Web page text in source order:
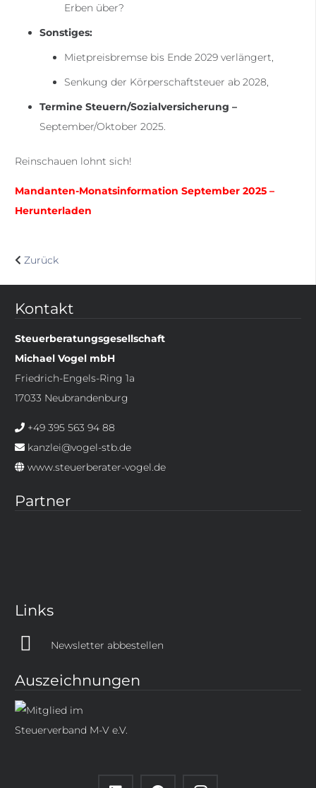
Erben über?
Sonstiges:
Mietpreisbremse bis Ende 2029 verlängert,
Senkung der Körperschaftsteuer ab 2028,
Termine Steuern/Sozialversicherung –
September/Oktober 2025.
Reinschauen lohnt sich!
Mandanten-Monatsinformation September 2025 –
Herunterladen
Zurück
Kontakt
Steuerberatungsgesellschaft
Michael Vogel mbH
Friedrich-Engels-Ring 1a
17033 Neubrandenburg
+49 395 563 94 88
kanzlei@vogel-stb.de
www.steuerberater-vogel.de
Partner
Links
Newsletter abbestellen
Auszeichnungen